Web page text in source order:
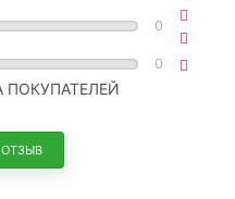
0
0
ПОКУПАТЕЛЕЙ